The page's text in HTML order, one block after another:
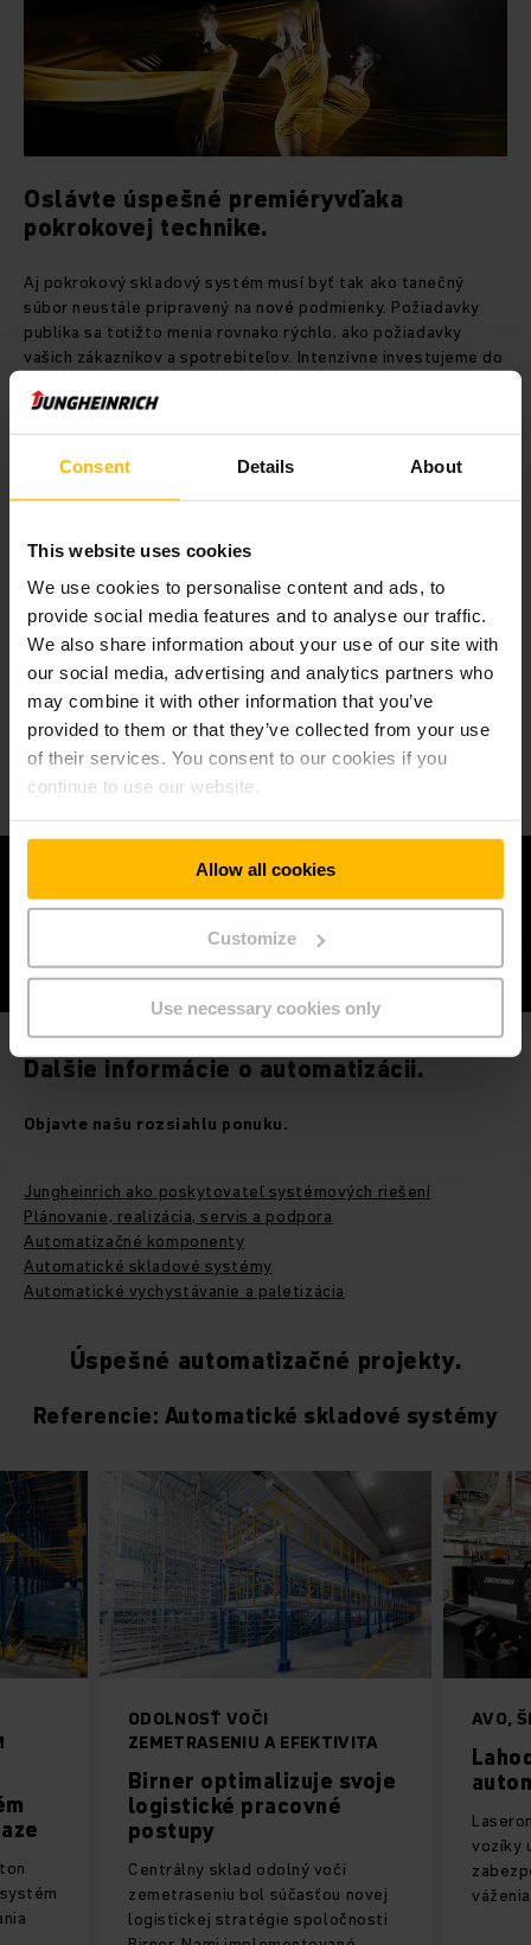
Consent Details About
This website uses cookies
We use cookies to personalise content and ads, to
provide social media features and to analyse our traffic.
We also share information about your use of our site with
our social media, advertising and analytics partners who
may combine it with other information that you’ve
provided to them or that they’ve collected from your use
of their services. You consent to our cookies if you
continue to use our website.
Allow all cookies
Customize
Use necessary cookies only
Oslávte úspešné premiéryvďaka
pokrokovej technike.
Aj pokrokový skladový systém musí byť tak ako tanečný
súbor neustále pripravený na nové podmienky. Požiadavky
publika sa totižto menia rovnako rýchlo, ako požiadavky
vašich zákazníkov a spotrebiteľov. Intenzívne investujeme do
flexibilného a pokrokového automatizačného riešenia
úspešne osláviť premiéru. Neustále rozširujeme naše
portfólio, aby sme v skladoch mohli predstaviť výkonné a
prepojené nové alebo optimalizované technológie. To platí
tak pre nové zariadenia, ako aj pre modernizáciu alebo
Náš súčasný súbor automatizačnej techniky siaha od
prepravných systémov bez vodiča a prepravnej techniky cez
automatizované sklady drobných súčiastok a paletové
sklady až po hviezdu nášho umeleckého súboru, náš
pokrokový systém manažmentu skladu (Warehouse
Management System), Jungheinrich WMS. Všetko, čo je
potrebné na perfektne zohraté automatizačné riešenie, vám
z pozície hlavného dodávateľa komplexných riešení dodáme
a integrujeme priamo z jednej ruky.
Ďalšie informácie o automatizácii.
Objavte našu rozsiahlu ponuku.
Jungheinrich ako poskytovateľ systémových riešení
Plánovanie, realizácia, servis a podpora
Automatizačné komponenty
Automatické skladové systémy
Automatické vychystávanie a paletizácia
Úspešné automatizačné projekty.
Referencie: Automatické skladové systémy
ODOLNOSŤ VOČI
ZEMETRASENIU A EFEKTIVITA
Birner optimalizuje svoje
logistické pracovné
postupy
Centrálny sklad odolný voči
zemetraseniu bol súčasťou novej
logistickej stratégie spoločnosti
AVO,
vozíky